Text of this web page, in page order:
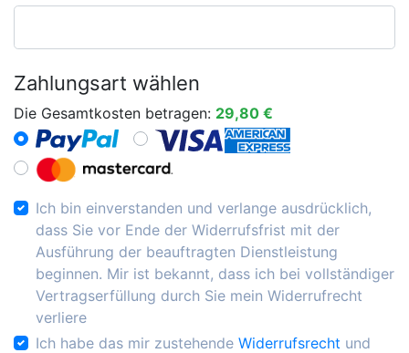
Zahlungsart wählen
Die Gesamtkosten betragen: 29,80 €
Ich bin einverstanden und verlange ausdrücklich,
dass Sie vor Ende der Widerrufsfrist mit der
Ausführung der beauftragten Dienstleistung
beginnen. Mir ist bekannt, dass ich bei vollständiger
Vertragserfüllung durch Sie mein Widerrufrecht
verliere
Ich habe das mir zustehende Widerrufsrecht und